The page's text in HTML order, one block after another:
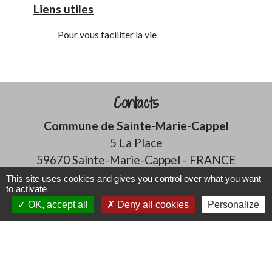
Liens utiles
Pour vous faciliter la vie
Contacts
Commune de Sainte-Marie-Cappel
5 La Place
59670 Sainte-Marie-Cappel - FRANCE
+33 3 28 42 45 35
Contact par formulaire
This site uses cookies and gives you control over what you want
to activate
OK, accept all
Deny all cookies Personalize